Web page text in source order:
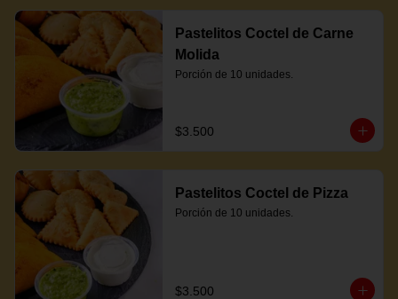
Pastelitos Coctel de Carne
Molida
Porción de 10 unidades.
$3.500
Pastelitos Coctel de Pizza
Porción de 10 unidades.
$3.500